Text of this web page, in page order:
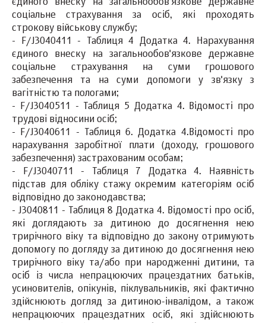
єдиного внеску на загальнообов'язкове державне
соціальне страхування за осіб, які проходять
строкову військову службу;
- F/J3040411 - Таблиця 4 Додатка 4. Нарахування
єдиного внеску на загальнообов'язкове державне
соціальне страхування на суми грошового
забезпечення та на суми допомоги у зв'язку з
вагітністю та пологами;
- F/J3040511 - Таблиця 5 Додатка 4. Відомості про
трудові відносини осіб;
- F/J3040611 - Таблиця 6. Додатка 4.Відомості про
нарахування заробітної плати (доходу, грошового
забезпечення) застрахованим особам;
- F/J3040711 - Таблиця 7 Додатка 4. Наявність
підстав для обліку стажу окремим категоріям осіб
відповідно до законодавства;
- J3040811 - Таблиця 8 Додатка 4. Відомості про осіб,
які доглядають за дитиною до досягнення нею
трирічного віку та відповідно до закону отримують
допомогу по догляду за дитиною до досягнення нею
трирічного віку та/або при народженні дитини, та
осіб із числа непрацюючих працездатних батьків,
усиновителів, опікунів, піклувальників, які фактично
здійснюють догляд за дитиною-інвалідом, а також
непрацюючих працездатних осіб, які здійснюють